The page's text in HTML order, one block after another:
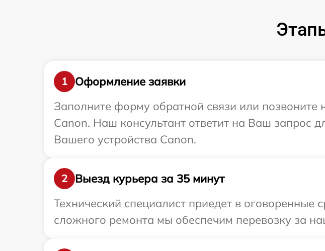
1
Оформление заявки
Заполните форму обратной связи или позвоните
Canon. Наш консультант ответит на Ваш запрос
Вашего устройства Canon.
2
Выезд курьера за 35 минут
Технический специалист приедет в
сложного ремонта мы обеспечим перевозку за